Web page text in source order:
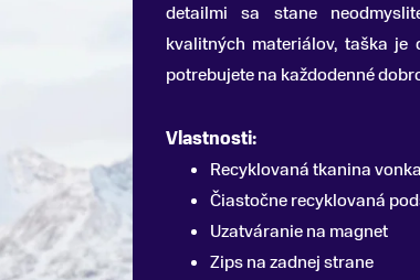
detailmi sa stane
kvalitných materiálov, taška je
potrebujete na každodenné
Vlastnosti:
Recyklovaná tkanina
Čiastočne recyklovaná
Uzatváranie na magnet
Zips na zadnej strane